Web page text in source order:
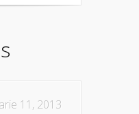
11, 2013